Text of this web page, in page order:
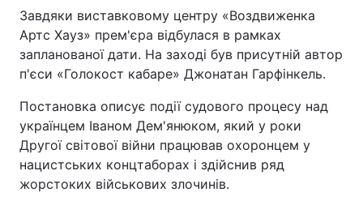
Завдяки виставковому центру «Воздвиженка
Артс Хауз» прем'єра відбулася в рамках
запланованої дати. На заході був присутній автор
п'єси «Голокост кабаре» Джонатан Гарфінкель.
Постановка описує події судового процесу над
українцем Іваном Дем'янюком, який у роки
Другої світової війни працював охоронцем у
нацистських концтаборах і здійснив ряд
жорстоких військових злочинів.